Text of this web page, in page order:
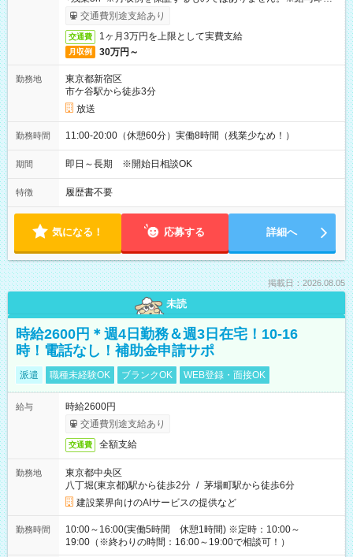
取りサービス利用可（利用条件有）
交通費別途支給あり
交通費 1ヶ月3万円を上限として実費支給
月収例 30万円～
勤務地
東京都新宿区
市ケ谷駅から徒歩3分
放送
勤務時間 11:00-20:00（休憩60分）実働8時間（残業少なめ！）
期間 即日～長期 ※開始日相談OK
特徴 履歴書不要
気になる！ 応募する 詳細へ
掲載日：2026.08.05
未読
時給2600円＊週4日勤務＆週3日在宅！10-16
時！電話なし！補助金申請サポ
派遣 職種未経験OK ブランクOK WEB登録・面接OK
給与
時給2600円
交通費別途支給あり
交通費 全額支給
勤務地
東京都中央区
八丁堀(東京都)駅から徒歩2分 / 茅場町駅から徒歩6分
建設業界向けのAIサービスの提供など
勤務時間
10:00～16:00(実働5時間 休憩1時間) ※定時：10:00～
19:00（※終わりの時間：16:00～19:00で相談可！）